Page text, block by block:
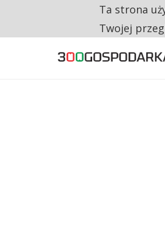
CO TRZECIĄ
Ta strona
Twojej